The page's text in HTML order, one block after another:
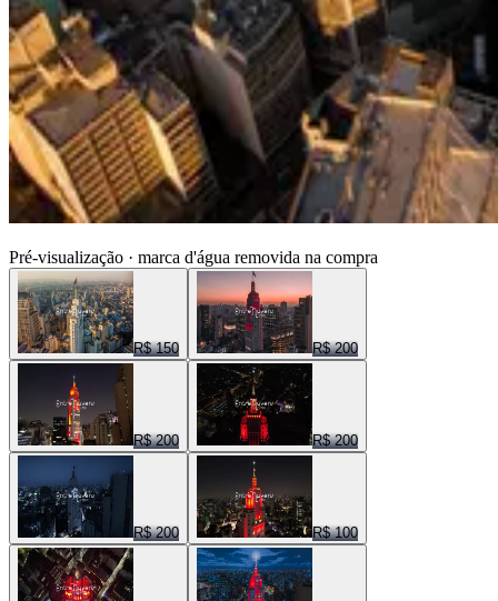
Pré-visualização · marca d'água removida na compra
R$ 150 R$ 200
R$ 200 R$ 200
R$ 200 R$ 100